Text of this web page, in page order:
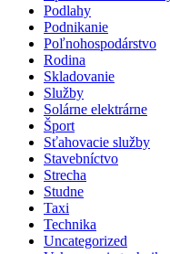
Podlahy
Podnikanie
Poľnohospodárstvo
Rodina
Skladovanie
Služby
Solárne elektrárne
Šport
Sťahovacie služby
Stavebníctvo
Strecha
Studne
Taxi
Technika
Uncategorized